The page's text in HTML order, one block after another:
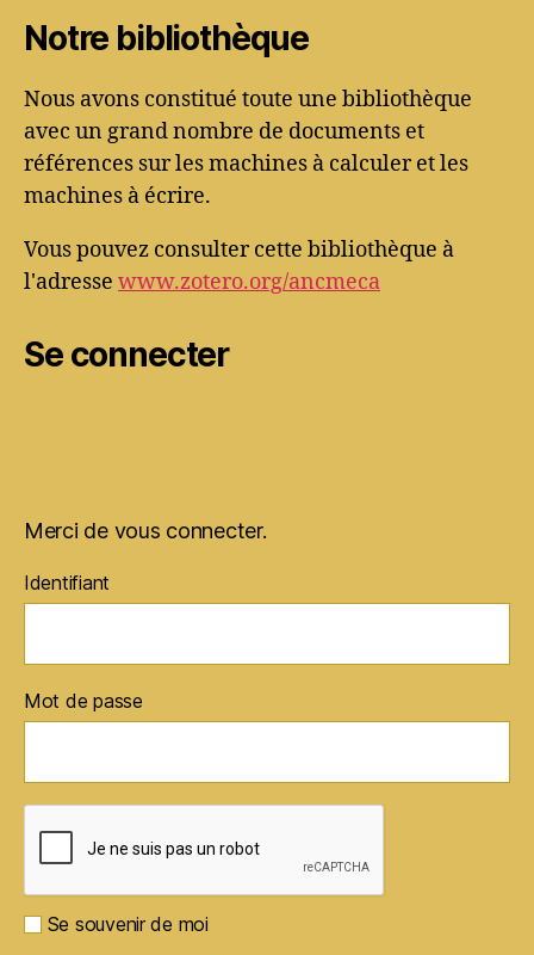
Notre bibliothèque
Nous avons constitué toute une bibliothèque
avec un grand nombre de documents et
références sur les machines à calculer et les
machines à écrire.
Vous pouvez consulter cette bibliothèque à
l'adresse www.zotero.org/ancmeca
Se connecter
Merci de vous connecter.
Identifiant
Mot de passe
Se souvenir de moi